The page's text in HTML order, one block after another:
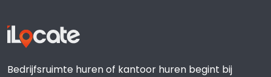
Bedrijfsruimte huren of kantoor huren begint bij